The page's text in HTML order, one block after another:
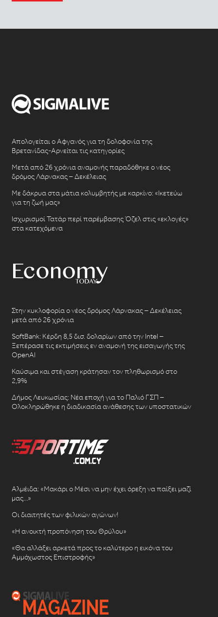
Απολογείται ο Αφγανός για τη δολοφονία της
Βρετανίδας-Αρνείται τις κατηγορίες
Μετά από 26 χρόνια αναμονής παραδόθηκε ο νέος
δρόμος Λάρνακας – Δεκέλειας
Με δάκρυα στα μάτια κολυμβητής με καρκίνο: «Ικετεύω
για τη ζωή μας»
Ισχυρισμοί Τατάρ περί παρέμβασης Όζελ στις «εκλογές»
στα κατεχόμενα
Στην κυκλοφορία ο νέος δρόμος Λάρνακας – Δεκέλειας
μετά από 26 χρόνια
SoftBank: Κέρδη 8,5 δισ. δολαρίων από την Intel –
Ξεπέρασε τις εκτιμήσεις εν αναμονή της εισαγωγής της
OpenAI
Καύσιμα και στέγαση κράτησαν τον πληθωρισμό στο
2,9%
Δήμος Λευκωσίας: Νέα εποχή για το Παλιό ΓΣΠ –
Ολοκληρώθηκε η διαδικασία ανάθεσης των υποστατικών
Αλμέιδα: «Μακάρι ο Μέσι να μην έχει όρεξη να παίξει μαζί
μας…»
Οι διαιτητές των φιλικών αγώνων!
«Η ανοικτή προπόνηση του Θρύλου»
«Θα αλλάξει αρκετά προς το καλύτερο η εικόνα του
Αμμόχωστος Επιστροφής»